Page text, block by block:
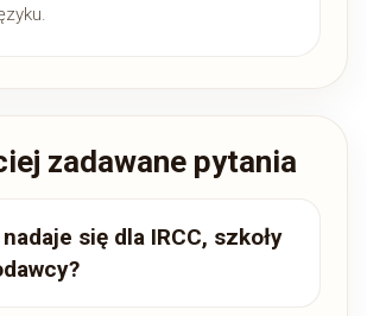
zadawane pytania
się dla IRCC, szkoły